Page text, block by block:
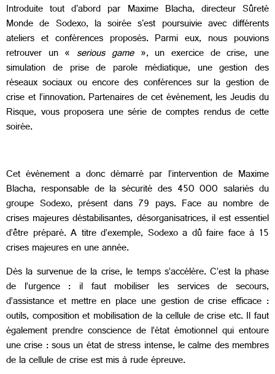
Introduite tout d'abord par Maxime Blacha, directeur Sûreté
Monde de Sodexo, la soirée s'est poursuivie avec différents
ateliers et conférences proposés. Parmi eux, nous pouvions
retrouver un « serious game », un exercice de crise, une
simulation de prise de parole médiatique, une gestion des
réseaux sociaux ou encore des conférences sur la gestion de
crise et l’innovation. Partenaires de cet événement, les Jeudis du
Risque, vous proposera une série de comptes rendus de cette
soirée.
Cet évènement a donc démarré par l’intervention de Maxime
Blacha, responsable de la sécurité des 450 000 salariés du
groupe Sodexo, présent dans 79 pays. Face au nombre de
crises majeures déstabilisantes, désorganisatrices, il est essentiel
d’être préparé. A titre d’exemple, Sodexo a dû faire face à 15
crises majeures en une année.
Dès la survenue de la crise, le temps s’accélère. C’est la phase
de l’urgence : il faut mobiliser les services de secours,
d’assistance et mettre en place une gestion de crise efficace :
outils, composition et mobilisation de la cellule de crise etc. Il faut
également prendre conscience de l’état émotionnel qui entoure
une crise : sous un état de stress intense, le calme des membres
de la cellule de crise est mis à rude épreuve.